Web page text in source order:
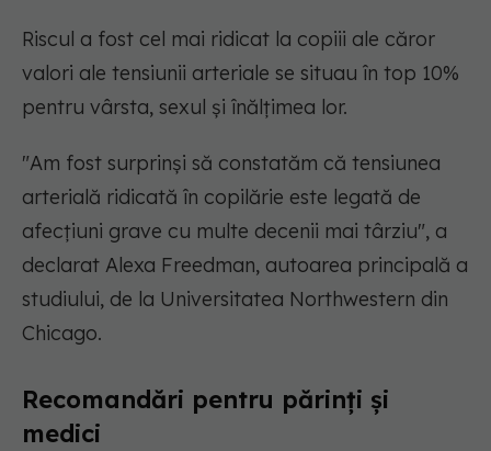
Riscul a fost cel mai ridicat la copiii ale căror
valori ale tensiunii arteriale se situau în top 10%
pentru vârsta, sexul și înălțimea lor.
"Am fost surprinși să constatăm că tensiunea
arterială ridicată în copilărie este legată de
afecțiuni grave cu multe decenii mai târziu", a
declarat Alexa Freedman, autoarea principală a
studiului, de la Universitatea Northwestern din
Chicago.
Recomandări pentru părinți și
medici